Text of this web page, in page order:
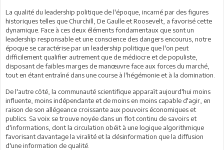
La qualité du leadership politique de l'époque, incarné par des figures
historiques telles que Churchill, De Gaulle et Roosevelt, a favorisé cette
dynamique. Face à ces deux éléments fondamentaux que sont un
leadership responsable et une conscience des dangers encourus, notre
époque se caractérise par un leadership politique que l'on peut
difficilement qualifier autrement que de médiocre et de populiste,
disposant de faibles marges de manœuvre face aux forces du marché,
tout en étant entraîné dans une course à l'hégémonie et à la domination.
De l'autre côté, la communauté scientifique apparaît aujourd'hui moins
influente, moins indépendante et de moins en moins capable d'agir, en
raison de son allégeance croissante aux pouvoirs économiques et
publics. Sa voix se trouve noyée dans un flot continu de savoirs et
d'informations, dont la circulation obéit à une logique algorithmique
favorisant davantage la viralité et la désinformation que la diffusion
d'une information de qualité.